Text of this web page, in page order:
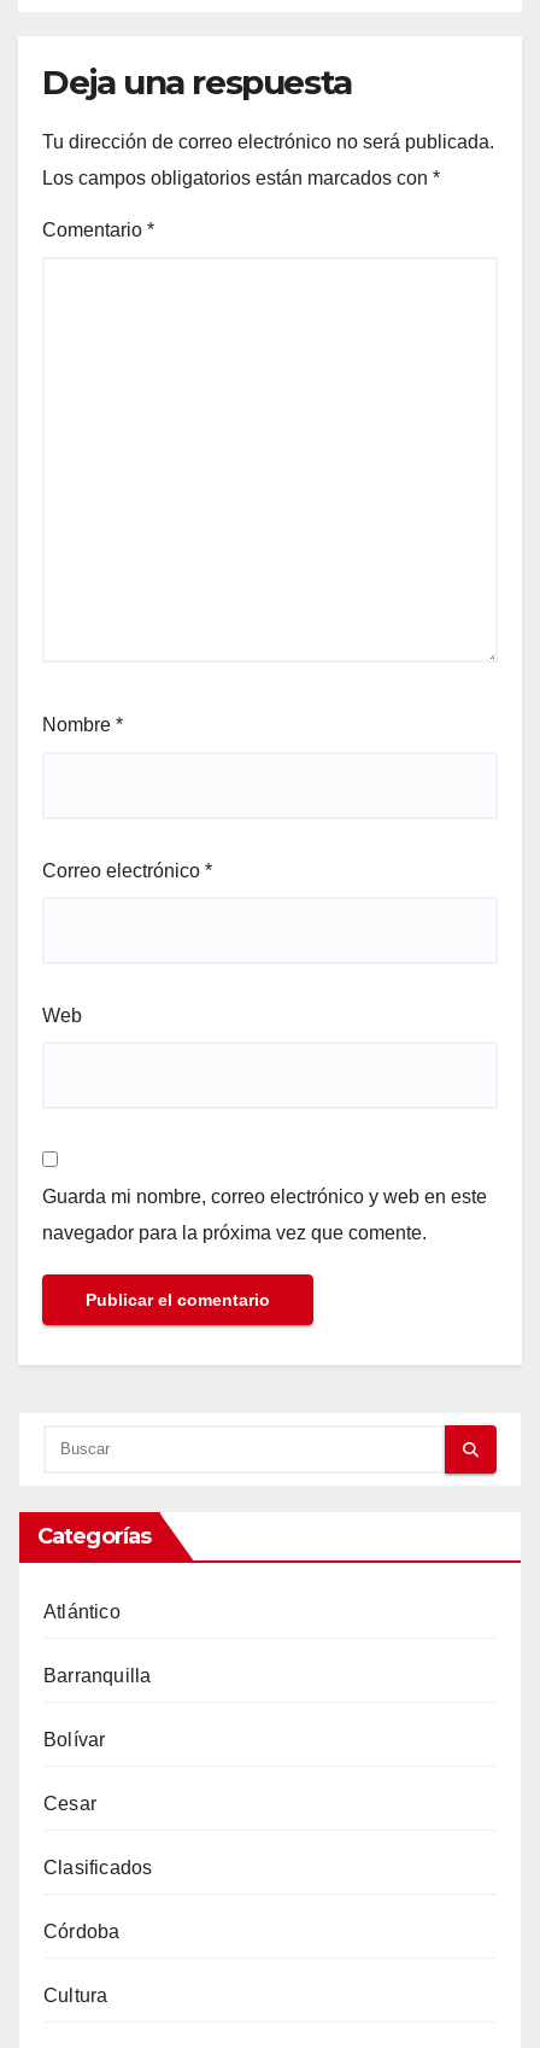
Deja una respuesta
Tu dirección de correo electrónico no será publicada.
Los campos obligatorios están marcados con *
Comentario *
Nombre *
Correo electrónico *
Web
Guarda mi nombre, correo electrónico y web en este
navegador para la próxima vez que comente.
Categorías
Atlántico
Barranquilla
Bolívar
Cesar
Clasificados
Córdoba
Cultura